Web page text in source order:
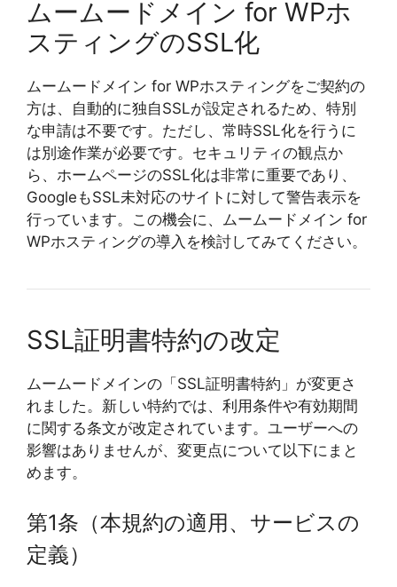
ムームードメイン for WPホ
スティングのSSL化
ムームードメイン for WPホスティングをご契約の
方は、自動的に独自SSLが設定されるため、特別
な申請は不要です。ただし、常時SSL化を行うに
は別途作業が必要です。セキュリティの観点か
ら、ホームページのSSL化は非常に重要であり、
GoogleもSSL未対応のサイトに対して警告表示を
行っています。この機会に、ムームードメイン for
WPホスティングの導入を検討してみてください。
SSL証明書特約の改定
ムームードメインの「SSL証明書特約」が変更さ
れました。新しい特約では、利用条件や有効期間
に関する条文が改定されています。ユーザーへの
影響はありませんが、変更点について以下にまと
めます。
第1条（本規約の適用、サービスの
定義）